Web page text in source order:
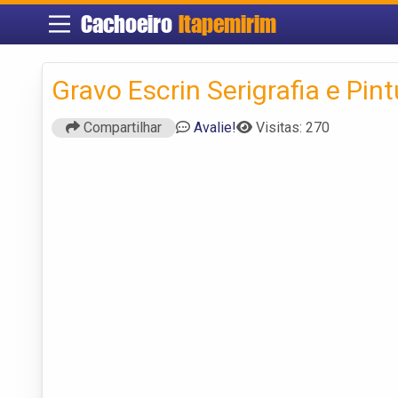
Cachoeiro Itapemirim
Gravo Escrin Serigrafia e
Compartilhar Avalie! Visitas: 270